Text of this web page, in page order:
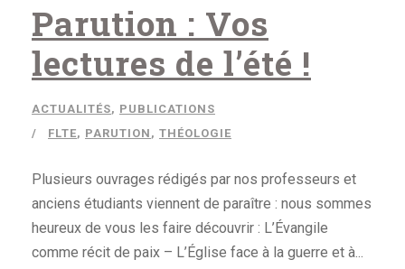
Parution : Vos
lectures de l’été !
ACTUALITÉS, PUBLICATIONS
FLTE, PARUTION , THÉOLOGIE
Plusieurs ouvrages rédigés par nos professeurs et
anciens étudiants viennent de paraître : nous sommes
heureux de vous les faire découvrir : L’Évangile
comme récit de paix – L’Église face à la guerre et à...